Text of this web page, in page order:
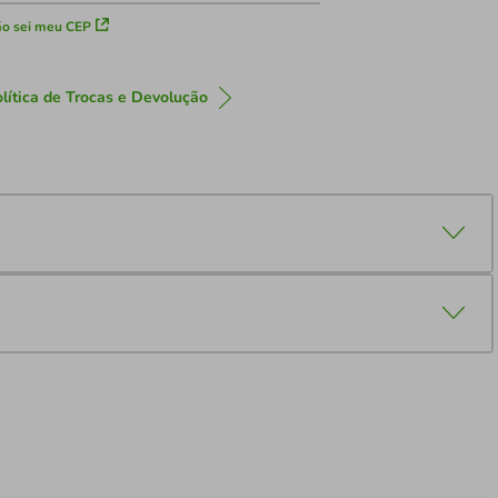
sei meu CEP
de Trocas e Devolução